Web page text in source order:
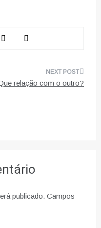
relação com o outro?
publicado. Campos